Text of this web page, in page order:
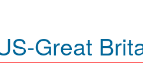
Great